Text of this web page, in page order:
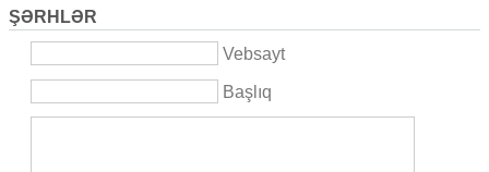
ŞƏRHLƏR
Vebsayt
Başlıq